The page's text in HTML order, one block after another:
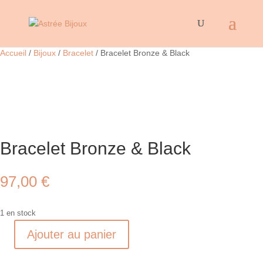
Accueil / Bijoux / Bracelet / Bracelet Bronze & Black
Bracelet Bronze & Black
97,00 €
1 en stock
quantitéAjouter au panier